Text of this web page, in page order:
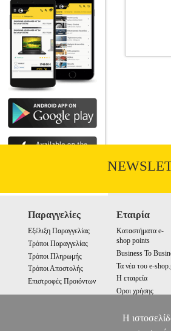
πένθους
πρακτικός
(ΓΣΘ), οι
βιβλίου:• Θα
Παραγγελίες
Εξέλιξη Παραγγελίας
Τρόποι Παραγγελίας
Τρόποι Πληρωμής
Τρόποι Αποστολής
Επιστροφές Προιόντων
Εταιρία
Καταστήματα e-
shop points
Business To
Τα νέα του e-
Η εταιρεία
Οροι χρήσης
Η